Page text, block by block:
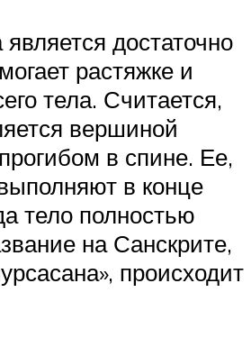
достаточно
растяжке и
тела. Считается,
вершиной
в спине. Ее,
в конце
тело полностью
на Санскрите,
происходит